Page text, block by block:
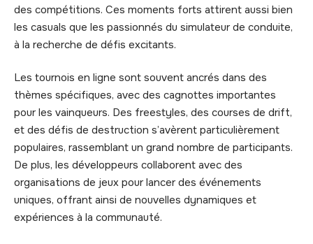
des compétitions. Ces moments forts attirent aussi bien
les casuals que les passionnés du simulateur de conduite,
à la recherche de défis excitants.
Les tournois en ligne sont souvent ancrés dans des
thèmes spécifiques, avec des cagnottes importantes
pour les vainqueurs. Des freestyles, des courses de drift,
et des défis de destruction s’avèrent particulièrement
populaires, rassemblant un grand nombre de participants.
De plus, les développeurs collaborent avec des
organisations de jeux pour lancer des événements
uniques, offrant ainsi de nouvelles dynamiques et
expériences à la communauté.